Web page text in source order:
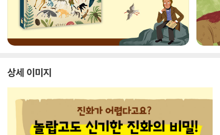
상세 이미지